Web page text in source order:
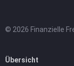
© 2026 Finanzielle
Übersicht